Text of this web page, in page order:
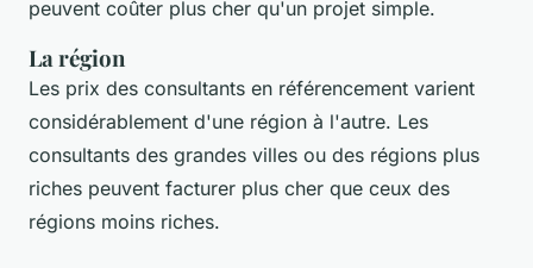
peuvent coûter plus cher qu'un projet simple.
La région
Les prix des consultants en référencement varient
considérablement d'une région à l'autre. Les
consultants des grandes villes ou des régions plus
riches peuvent facturer plus cher que ceux des
régions moins riches.